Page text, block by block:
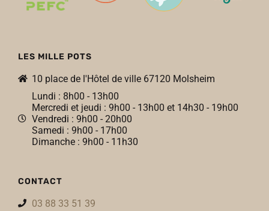
LES MILLE POTS
10 place de l'Hôtel de ville 67120 Molsheim
Lundi : 8h00 - 13h00
Mercredi et jeudi : 9h00 - 13h00 et 14h30 - 19h00
Vendredi : 9h00 - 20h00
Samedi : 9h00 - 17h00
Dimanche : 9h00 - 11h30
CONTACT
03 88 33 51 39